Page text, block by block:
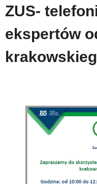
ZUS-
ekspertów